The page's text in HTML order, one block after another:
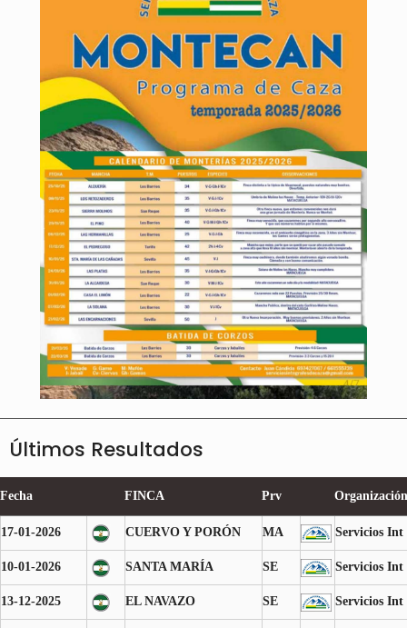
Últimos Resultados
Fecha FINCA Prv Organización
17-01-2026 CUERVO Y PORÓN MA Servicios Int
10-01-2026 SANTA MARÍA SE Servicios Int
13-12-2025 EL NAVAZO SE Servicios Int